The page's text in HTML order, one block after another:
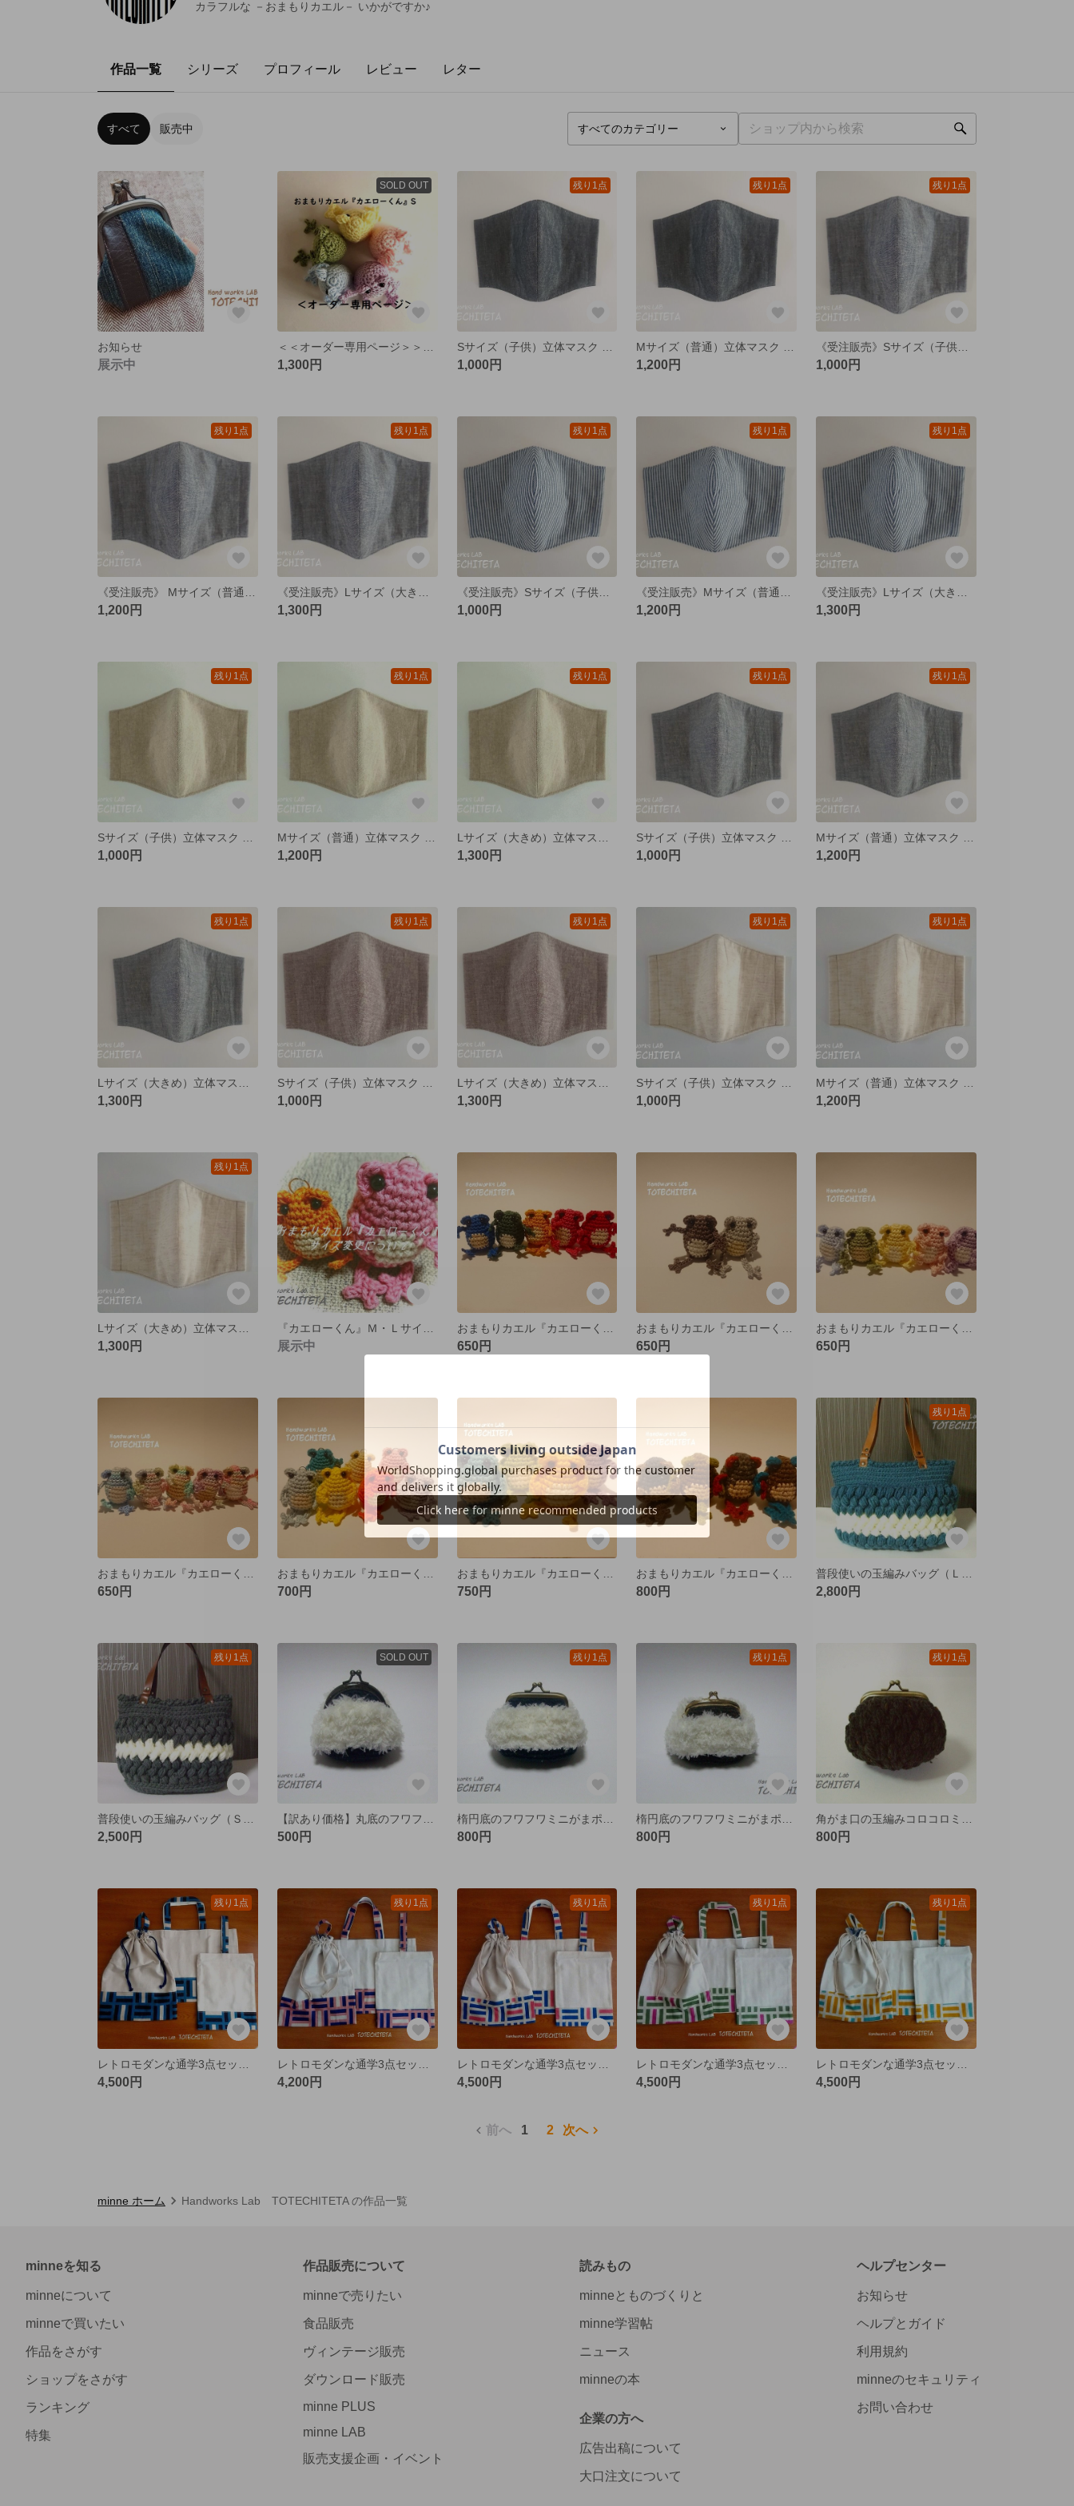
カラフルな －おまもりカエル－ いかがですか♪
作品一覧 シリーズ プロフィール レビュー レター
すべて 販売中
お知らせ
展示中
SOLD OUT
1,300円
残り1点
1,000円
残り1点
1,200円
残り1点
1,000円
残り1点
1,200円
残り1点
1,300円
残り1点
《受注販売》Sサイズ（子供）立体マスク 国産綿ダンガリー ヒッコリーブルー
1,000円
残り1点
1,200円
残り1点
1,300円
残り1点
1,000円
残り1点
1,200円
残り1点
1,300円
残り1点
1,000円
残り1点
1,200円
残り1点
1,300円
残り1点
1,000円
残り1点
1,300円
残り1点
1,000円
残り1点
1,200円
残り1点
1,300円 展示中 650円 650円 650円
650円 700円 750円 800円
残り1点
2,800円
残り1点
2,500円
SOLD OUT
500円
残り1点
800円
残り1点
800円
残り1点
800円
残り1点
4,500円
残り1点
4,200円
残り1点
4,500円
残り1点
4,500円
残り1点
4,500円
前へ 1 2 次へ
minne ホーム Handworks Lab TOTECHITETA の作品一覧
minneを知る
minneについて
minneで買いたい
作品をさがす
ショップをさがす
ランキング
特集
作品販売について
minneで売りたい
食品販売
ヴィンテージ販売
ダウンロード販売
minne PLUS
minne LAB
販売支援企画・イベント
読みもの
minneとものづくりと
minne学習帖
ニュース
minneの本
企業の方へ
広告出稿について
大口注文について
ヘルプセンター
お知らせ
ヘルプとガイド
利用規約
minneのセキュリティ
お問い合わせ